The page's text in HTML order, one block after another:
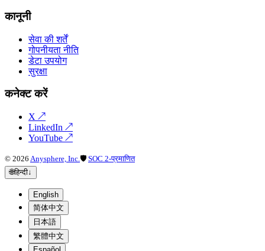
कानूनी
सेवा की शर्तें
गोपनीयता नीति
डेटा उपयोग
सुरक्षा
कनेक्ट करें
X ↗
LinkedIn ↗
YouTube ↗
© 2026 Anysphere, Inc. 🛡 SOC 2-प्रमाणित
🌐हिन्दी↓
English
简体中文
日本語
繁體中文